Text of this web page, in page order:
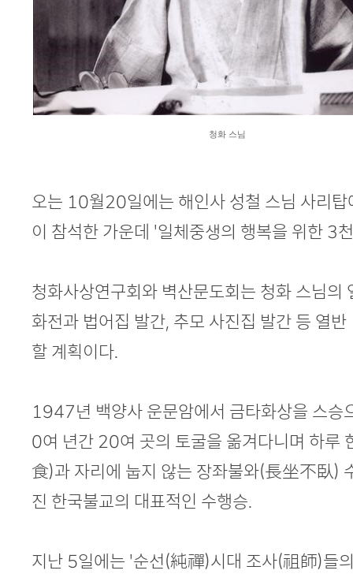
청화 스님
오는 10월20일에는 해인사 성철 스님 사리
이 참석한 가운데 '일체중생의 행복을 위한 3
청화사상연구회와 벽산문도회는 청화 스님
화전과 법어집 발간, 추모 사진집 발간 등 열
할 계획이다.
1947년 백양사 운문암에서 금타화상을 스승
0여 년간 20여 곳의 토굴을 옮겨다니며 하루
食)과 자리에 눕지 않는 장좌불와(長坐不臥)
진 한국불교의 대표적인 수행승.
지난 5일에는 '순선(純禪)시대 조사(祖師)들